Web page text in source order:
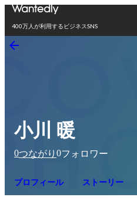
400万人が利用するビジネスSNS
小川 暖
0つながり 0フォロワー
プロフィール ストーリー